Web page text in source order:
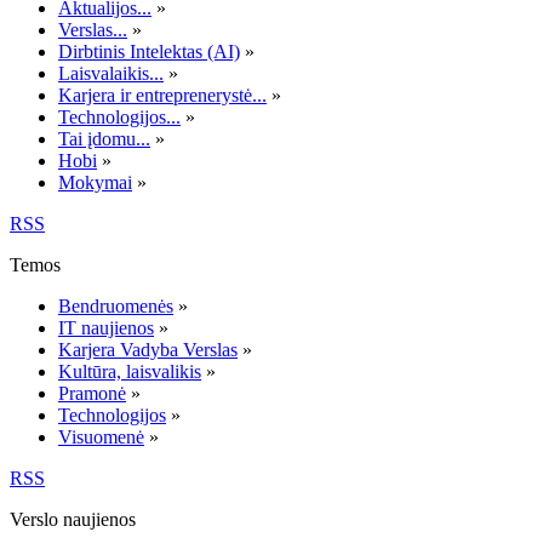
Aktualijos... »
Verslas... »
Dirbtinis Intelektas (AI) »
Laisvalaikis... »
Karjera ir entreprenerystė... »
Technologijos... »
Tai įdomu... »
Hobi »
Mokymai »
RSS
Temos
Bendruomenės »
IT naujienos »
Karjera Vadyba Verslas »
Kultūra, laisvalikis »
Pramonė »
Technologijos »
Visuomenė »
RSS
Verslo naujienos